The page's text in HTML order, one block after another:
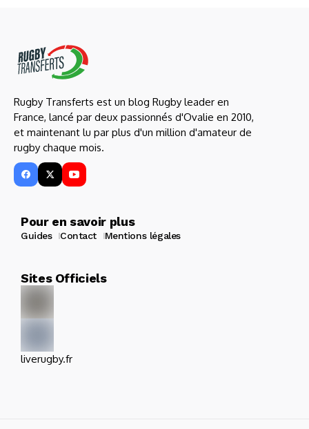
Rugby Transferts est un blog Rugby leader en
France, lancé par deux passionnés d'Ovalie en 2010,
et maintenant lu par plus d'un million d'amateur de
rugby chaque mois.
Pour en savoir plus
Guides Contact Mentions légales
Sites Officiels
liverugby.fr